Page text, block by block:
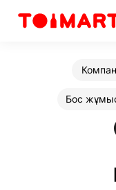
Бос